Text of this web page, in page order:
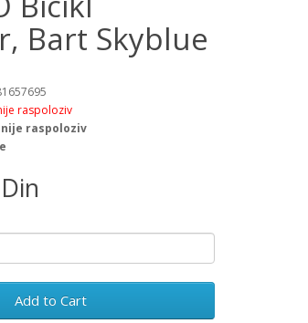
Bart Skyblue
raspoloziv
raspoloziv
Add to Cart